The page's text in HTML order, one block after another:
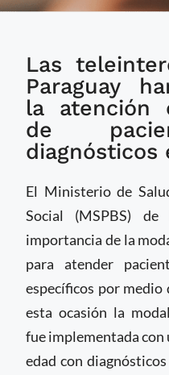
Paraguay
cerrar brechas
atención
Las
Paraguay
la atención
de
diagnósticos
El Ministerio de
Social (MSPBS)
importancia de la
para atender
específicos por medio
esta ocasión la
fue implementada con
edad con